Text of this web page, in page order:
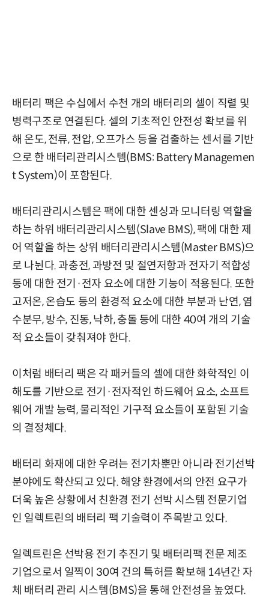
배터리 팩은 수십에서 수천 개의 배터리의 셀이 직렬 및
병력구조로 연결된다. 셀의 기초적인 안전성 확보를 위
해 온도, 전류, 전압, 오프가스 등을 검출하는 센서를 기반
으로 한 배터리관리시스템(BMS: Battery Managemen
t System)이 포함된다.
배터리관리시스템은 팩에 대한 센싱과 모니터링 역할을
하는 하위 배터리관리시스템(Slave BMS), 팩에 대한 제
어 역할을 하는 상위 배터리관리시스템(Master BMS)으
로 나뉜다. 과충전, 과방전 및 절연저항과 전자기 적합성
등에 대한 전기·전자 요소에 대한 기능이 적용된다. 또한
고저온, 온습도 등의 환경적 요소에 대한 부분과 난연, 염
수분무, 방수, 진동, 낙하, 충돌 등에 대한 40여 개의 기술
적 요소들이 갖춰져야 한다.
이처럼 배터리 팩은 각 패커들의 셀에 대한 화학적인 이
해도를 기반으로 전기·전자적인 하드웨어 요소, 소프트
웨어 개발 능력, 물리적인 기구적 요소들이 포함된 기술
의 결정체다.
배터리 화재에 대한 우려는 전기차뿐만 아니라 전기선박
분야에도 확산되고 있다. 해양 환경에서의 안전 요구가
더욱 높은 상황에서 친환경 전기 선박 시스템 전문기업
인 일렉트린의 배터리 팩 기술력이 주목받고 있다.
일렉트린은 선박용 전기 추진기 및 배터리팩 전문 제조
기업으로서 일찍이 30여 건의 특허를 확보해 14년간 자
체 배터리 관리 시스템(BMS)을 통해 안전성을 높였다.